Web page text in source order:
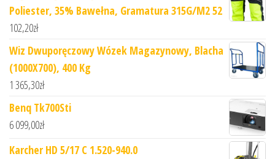
Poliester, 35% Bawełna, Gramatura 315G/M2 52
102,20zł
Wiz Dwuporęczowy Wózek Magazynowy, Blacha
(1000X700), 400 Kg
1 365,30zł
Benq Tk700Sti
6 099,00zł
Karcher HD 5/17 C 1.520-940.0